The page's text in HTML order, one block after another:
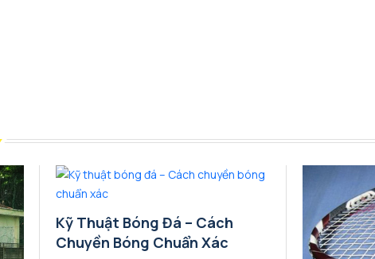
Kỹ Thuật Bóng Đá – Cách
Chuyền Bóng Chuẩn Xác